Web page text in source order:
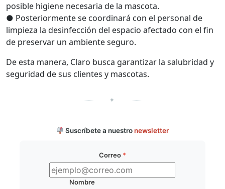
posible higiene necesaria de la mascota.
● Posteriormente se coordinará con el personal de
limpieza la desinfección del espacio afectado con el fin
de preservar un ambiente seguro.
De esta manera, Claro busca garantizar la salubridad y
seguridad de sus clientes y mascotas.
✦
Suscríbete a nuestro newsletter
Correo *
Nombre